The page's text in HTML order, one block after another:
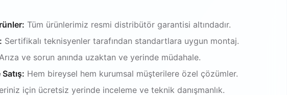
Tüm ürünlerimiz resmi distribütör garantisi altındadır.
Sertifikalı teknisyenler tarafından standartlara uygun montaj.
Arıza ve sorun anında uzaktan ve yerinde müdahale.
Hem bireysel hem kurumsal müşterilere özel çözümler.
için ücretsiz yerinde inceleme ve teknik danışmanlık.